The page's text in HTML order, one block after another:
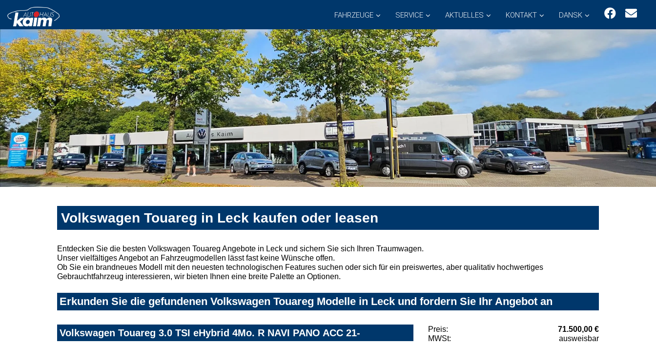
FAHRZEUGE SERVICE AKTUELLES KONTAKT DANSK
Volkswagen Touareg in Leck kaufen oder leasen
Entdecken Sie die besten Volkswagen Touareg Angebote in Leck und sichern Sie sich Ihren Traumwagen.
Unser vielfältiges Angebot an Fahrzeugmodellen lässt fast keine Wünsche offen.
Ob Sie ein brandneues Modell mit den neuesten technologischen Features suchen oder sich für ein preiswertes, aber qualitativ hochwertiges
Gebrauchtfahrzeug interessieren, wir bieten Ihnen eine breite Palette an Optionen.
Erkunden Sie die gefundenen Volkswagen Touareg Modelle in Leck und fordern Sie Ihr Angebot an
Volkswagen Touareg 3.0 TSI eHybrid 4Mo. R NAVI PANO ACC 21- Preis:
71.500,00 €
MWSt:
ausweisbar